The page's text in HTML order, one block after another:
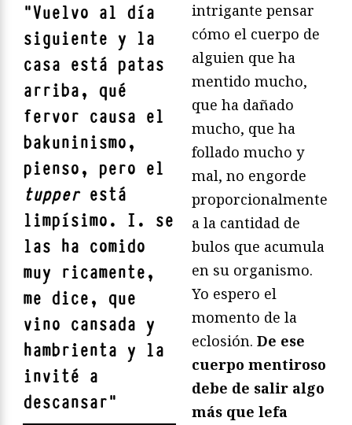
"Vuelvo al día
siguiente y la
casa está patas
arriba, qué
fervor causa el
bakuninismo,
pienso, pero el
tupperestá
limpísimo. I. se
las ha comido
muy ricamente,
me dice, que
vino cansada y
hambrienta y la
invité a
descansar"
intrigante pensar
cómo el cuerpo de
alguien que ha
mentido mucho,
que ha dañado
mucho, que ha
follado mucho y
mal, no engorde
proporcionalmente
a la cantidad de
bulos que acumula
en su organismo.
Yo espero el
momento de la
eclosión. De ese
cuerpo mentiroso
debe de salir algo
más que lefa